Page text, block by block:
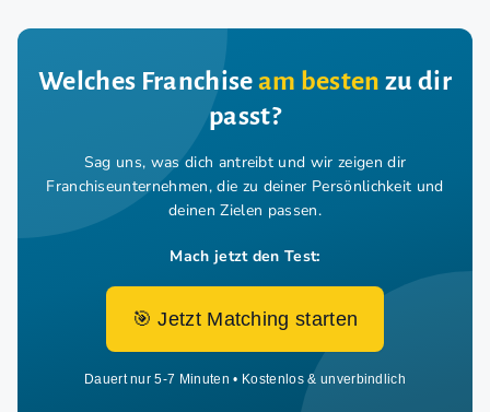
Welches Franchiseam besten zu dir
passt?
Sag uns, was dich antreibt und wir zeigen dir
Franchiseunternehmen, die zu deiner Persönlichkeit und
deinen Zielen passen.
Mach jetzt den Test:
🎯 Jetzt Matching starten
Dauert nur 5-7 Minuten • Kostenlos & unverbindlich